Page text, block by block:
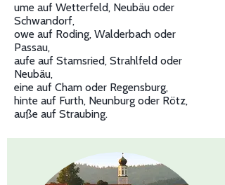
ume auf Wetterfeld, Neubäu oder
Schwandorf,
owe auf Roding, Walderbach oder
Passau,
aufe auf Stamsried, Strahlfeld oder
Neubäu,
eine auf Cham oder Regensburg,
hinte auf Furth, Neunburg oder Rötz,
auße auf Straubing.